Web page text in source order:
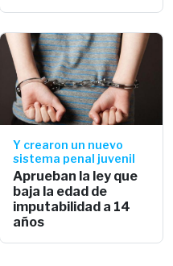
Y crearon un nuevo
sistema penal juvenil
Aprueban la ley que
baja la edad de
imputabilidad a 14
años